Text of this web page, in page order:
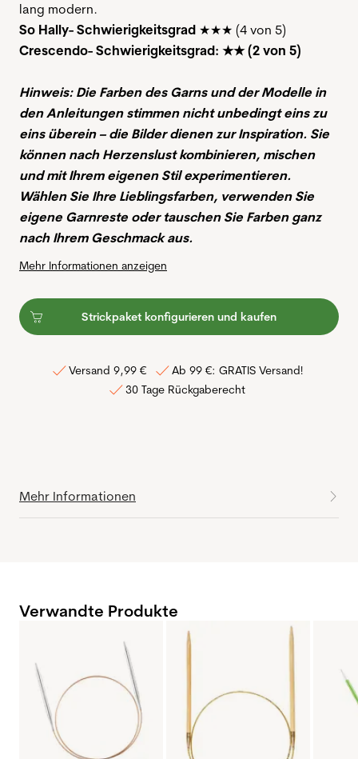
lang modern.
So Hally- Schwierigkeitsgrad ★★★ (4 von 5)
Crescendo- Schwierigkeitsgrad: ★★ (2 von 5)
Hinweis: Die Farben des Garns und der Modelle in
den Anleitungen stimmen nicht unbedingt eins zu
eins überein – die Bilder dienen zur Inspiration. Sie
können nach Herzenslust kombinieren, mischen
und mit Ihrem eigenen Stil experimentieren.
Wählen Sie Ihre Lieblingsfarben, verwenden Sie
eigene Garnreste oder tauschen Sie Farben ganz
nach Ihrem Geschmack aus.
Mehr Informationen anzeigen
Strickpaket konfigurieren und kaufen
Versand 9,99 €
Ab 99 €: GRATIS Versand!
30 Tage Rückgaberecht
Mehr Informationen
Verwandte Produkte